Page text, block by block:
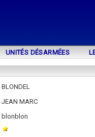
UNITÉS DÉSARMÉES
BLONDEL
JEAN MARC
blonblon